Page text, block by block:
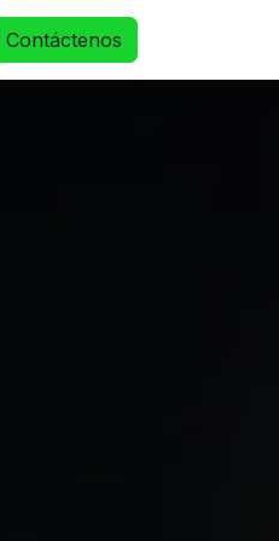
Contáctenos